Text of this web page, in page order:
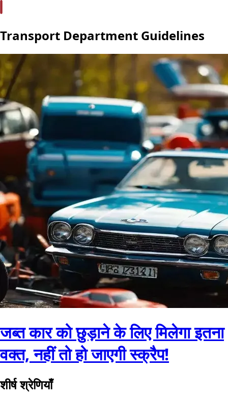
Transport Department Guidelines
जब्त कार को छुड़ाने के लिए मिलेगा इतना
वक्त, नहीं तो हो जाएगी स्क्रैप!
शीर्ष श्रेणियाँ